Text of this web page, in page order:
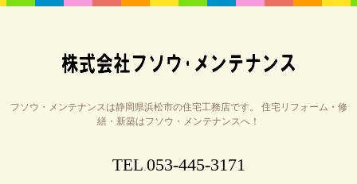
フソウ・メンテナンスは静岡県浜松市の住宅工務店です。 住宅リフォーム・修
繕・新築はフソウ・メンテナンスへ！
TEL 053-445-3171